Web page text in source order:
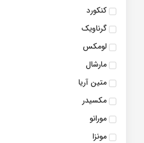
کنکورد
گرناویک
لومکس
مارشال
متین آریا
مکسیدر
مورانو
مونزا